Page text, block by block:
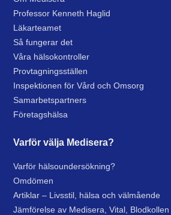
Professor Kenneth Haglid
Läkarteamet
Så fungerar det
Våra hälsokontroller
Provtagningsställen
Inspektionen för Vård och Omsorg
Samarbetspartners
Företagshälsa
Varför välja Medisera?
Varför hälsoundersökning?
Omdömen
Artiklar – Livsstil, hälsa och välmående
Jämförelse av Medisera, Vital,